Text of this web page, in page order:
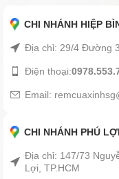
CHI NHÁNH HIỆP
Địa chỉ: 29/4 Đường
Điện thoại:
Email:
CHI NHÁNH PHÚ LỢI
Địa chỉ: 147/73
Lợi, TP.HCM